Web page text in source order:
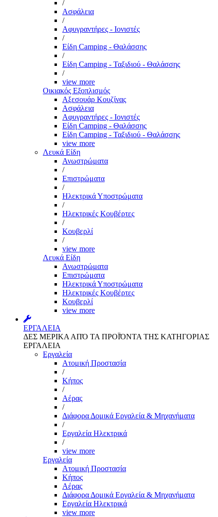
/
Ασφάλεια
/
Αφυγραντήρες - Ιονιστές
/
Είδη Camping - Θαλάσσης
/
Είδη Camping - Ταξιδιού - Θαλάσσης
/
view more
Οικιακός Εξοπλισμός
Αξεσουάρ Κουζίνας
Ασφάλεια
Αφυγραντήρες - Ιονιστές
Είδη Camping - Θαλάσσης
Είδη Camping - Ταξιδιού - Θαλάσσης
view more
Λευκά Είδη
Ανωστρώματα
/
Επιστρώματα
/
Ηλεκτρικά Υποστρώματα
/
Ηλεκτρικές Κουβέρτες
/
Κουβερλί
/
view more
Λευκά Είδη
Ανωστρώματα
Επιστρώματα
Ηλεκτρικά Υποστρώματα
Ηλεκτρικές Κουβέρτες
Κουβερλί
view more
ΕΡΓΑΛΕΙΑ
ΔΕΣ ΜΕΡΙΚΑ ΑΠΌ ΤΑ ΠΡΟΪΌΝΤΑ ΤΗΣ ΚΑΤΗΓΟΡΙΑΣ
ΕΡΓΑΛΕΙΑ
Εργαλεία
Aτομική Προστασία
/
Kήπος
/
Αέρας
/
Διάφορα Δομικά Εργαλεία & Μηχανήματα
/
Εργαλεία Ηλεκτρικά
/
view more
Εργαλεία
Aτομική Προστασία
Kήπος
Αέρας
Διάφορα Δομικά Εργαλεία & Μηχανήματα
Εργαλεία Ηλεκτρικά
view more